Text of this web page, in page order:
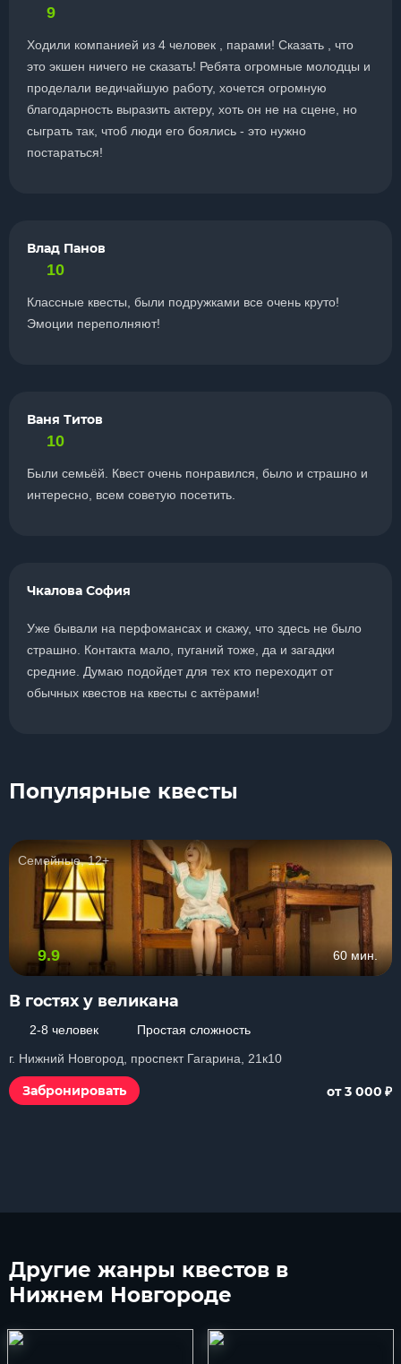
9
Ходили компанией из 4 человек , парами! Сказать , что
это экшен ничего не сказать! Ребята огромные молодцы и
проделали ведичайшую работу, хочется огромную
благодарность выразить актеру, хоть он не на сцене, но
сыграть так, чтоб люди его боялись - это нужно
постараться!
Влад Панов
10
Классные квесты, были подружками все очень круто!
Эмоции переполняют!
Ваня Титов
10
Были семьёй. Квест очень понравился, было и страшно и
интересно, всем советую посетить.
Чкалова София
Уже бывали на перфомансах и скажу, что здесь не было
страшно. Контакта мало, пуганий тоже, да и загадки
средние. Думаю подойдет для тех кто переходит от
обычных квестов на квесты с актёрами!
Популярные квесты
Семейные, 12+
9.9 60 мин.
В гостях у великана
2-8 человек
Простая сложность
г. Нижний Новгород, проспект Гагарина, 21к10
Забронировать от 3 000 ₽
Другие жанры квестов в
Нижнем Новгороде